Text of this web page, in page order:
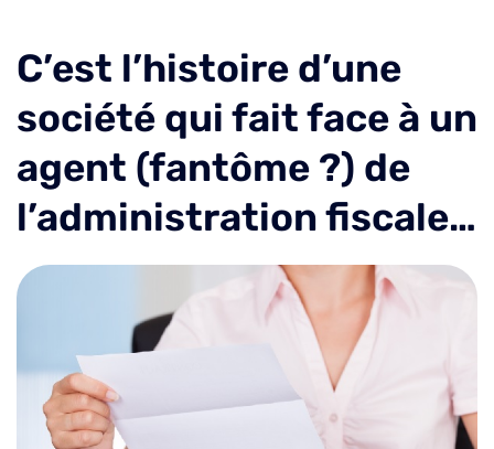
C’est l’histoire d’une
société qui fait face à un
agent (fantôme ?) de
l’administration fiscale…